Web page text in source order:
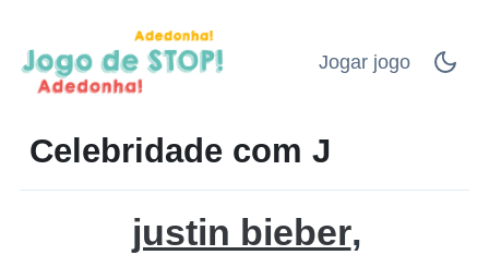
Jogar jogo
Celebridade com J
justin bieber